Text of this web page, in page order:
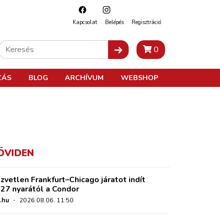
Kapcsolat Belépés Regisztráció
0
BLOG ARCHÍVUM WEBSHOP
Frankfurt–Chicago járatot indít
nyarától a Condor
· 2026.08.06. 11:50